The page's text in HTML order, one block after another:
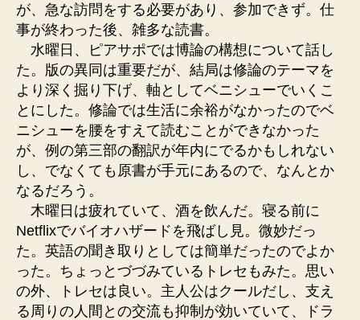
が、急な訪問をする必要があり、参加できず。仕
事が終わった後、雑多な読書。
水曜日、ピアサポでは博論の構想について話し
た。版の異同は重要だが、結局は修論のテーマを
より深く掘り下げ、軸としてベニシューでいくこ
とにした。修論では生活に余裕がなかったのでベ
ニシューを腰をすえて読むことができなかった
が、例の第三部の翻訳が年内にでるかもしれない
し、でなくても原書が手元にあるので、なんとか
なるだろう。
木曜日は疲れていて、酒を飲んだ。寝る前に
Netflixでバイオハザードを飛ばし見。微妙だっ
た。英語の聞き取りとしては簡単だったのでよか
った。ちょっとづづみているトレセもみた。思い
の外、トレセは良い。主人公はクールだし、支え
る周りの人間との交流も抑制が効いていて、ドラ